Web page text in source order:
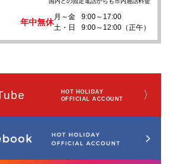
年中無休
月～金
9:00～17:00
土・日
9:00～12:00（正午）
HOT HOLIDAY
OFFICIAL ACCOUNT
〉